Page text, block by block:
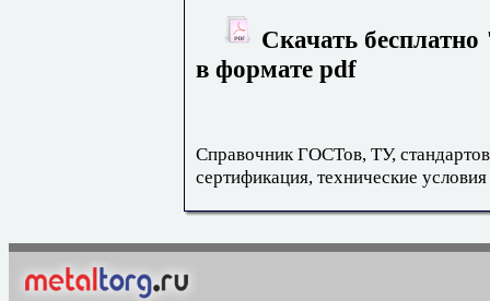
Скачать
в формате pdf
Справочник ГОСТов, ТУ,
сертификация, технические условия